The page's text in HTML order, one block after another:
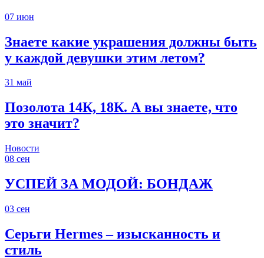
07 июн
Знаете какие украшения должны быть
у каждой девушки этим летом?
31 май
Позолота 14К, 18К. А вы знаете, что
это значит?
Новости
08 сен
УСПЕЙ ЗА МОДОЙ: БОНДАЖ
03 сен
Серьги Hermes – изысканность и
стиль